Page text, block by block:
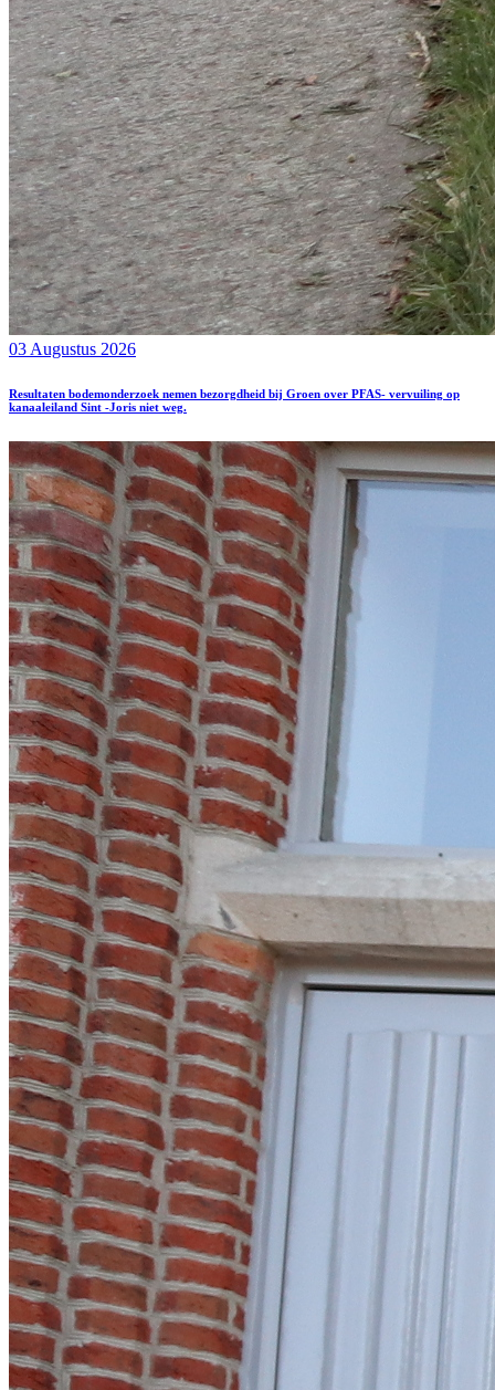
03 Augustus 2026
Resultaten bodemonderzoek nemen bezorgdheid bij Groen over PFAS- vervuiling op
kanaaleiland Sint -Joris niet weg.